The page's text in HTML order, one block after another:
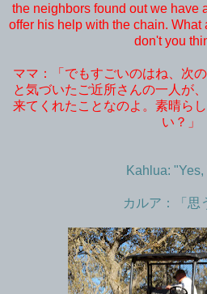
the neighbors found out we have
offer his help with the chain. What
don't you
ママ：「でもすごいのはね、次
と気づいたご近所さんの一人が
来てくれたことなのよ。素晴ら
い？」
Kahlua: "Yes,
カルア：「思